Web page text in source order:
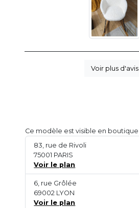
Voir plus d'avis
Ce modèle est visible en boutique
83, rue de Rivoli
75001 PARIS
Voir le plan
6, rue Grôlée
69002 LYON
Voir le plan